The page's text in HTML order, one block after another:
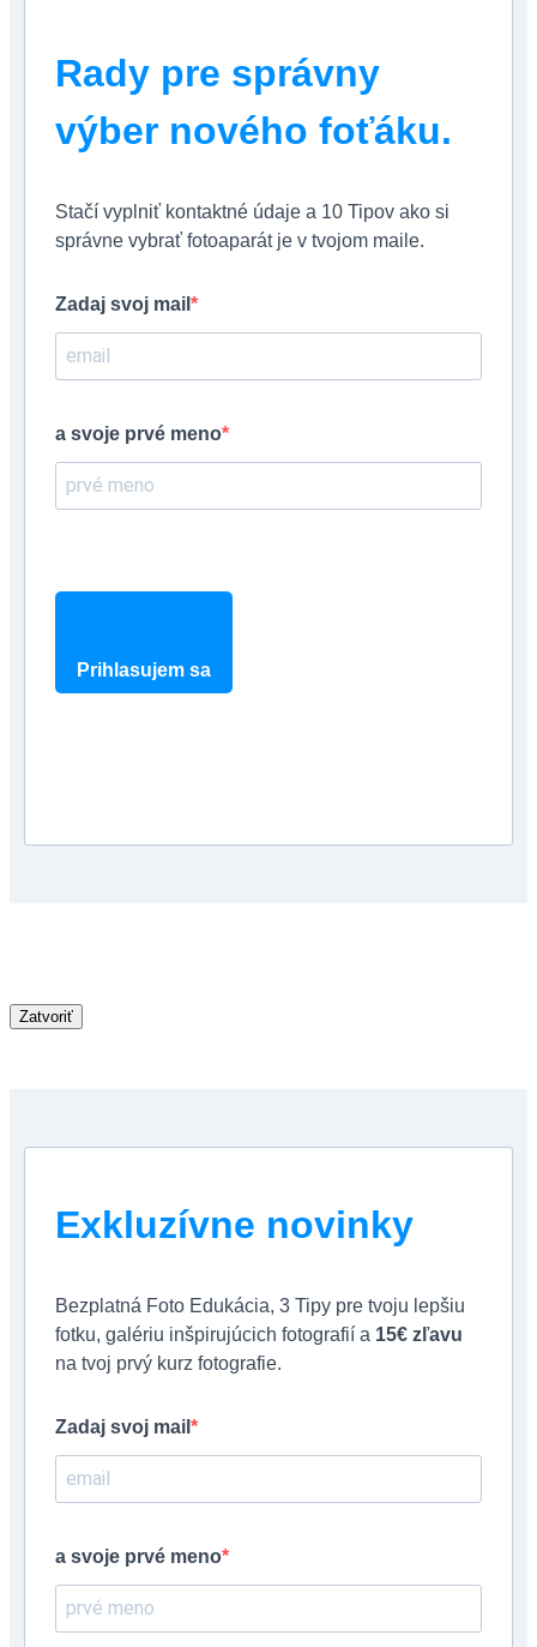
Rady pre správny
výber nového foťáku.
Stačí vyplniť kontaktné údaje a 10 Tipov ako si
správne vybrať fotoaparát je v tvojom maile.
Zadaj svoj mail
a svoje prvé meno
Prihlasujem sa
Zatvoriť
Exkluzívne novinky
Bezplatná Foto Edukácia, 3 Tipy pre tvoju lepšiu
fotku, galériu inšpirujúcich fotografií a 15€ zľavu
na tvoj prvý kurz fotografie.
Zadaj svoj mail
a svoje prvé meno